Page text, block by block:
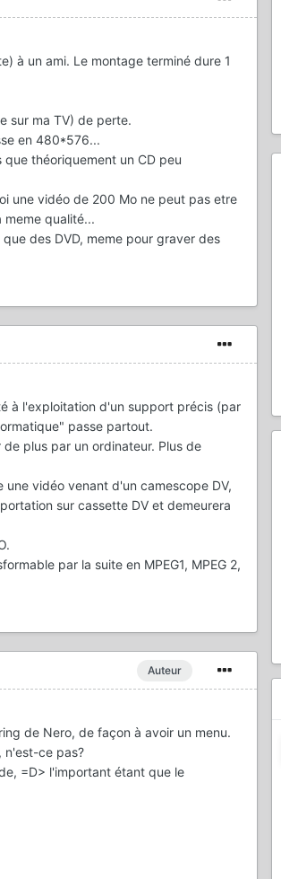
à un ami. Le montage terminé dure 1
sur ma TV) de perte.
en 480*576...
que théoriquement un CD peu
une vidéo de 200 Mo ne peut pas etre
qualité...
des DVD, meme pour graver des
à l'exploitation d'un support précis (par
" passe partout.
de plus par un ordinateur. Plus de
une vidéo venant d'un camescope DV,
sur cassette DV et demeurera
par la suite en MPEG1, MPEG 2,
Auteur
de Nero, de façon à avoir un menu.
n'est-ce pas?
=D> l'important étant que le